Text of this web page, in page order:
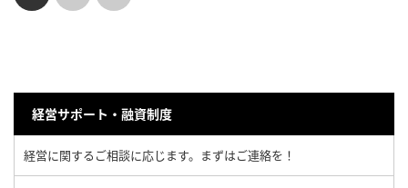
経営サポート・融資制度
経営に関するご相談に応じます。まずはご連絡を！